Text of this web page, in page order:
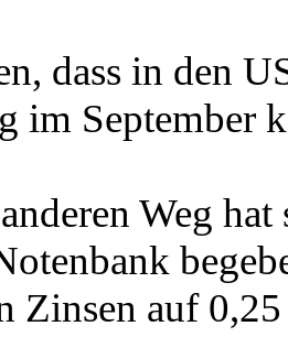
dass in den
im September
Weg hat
Zinsen auf